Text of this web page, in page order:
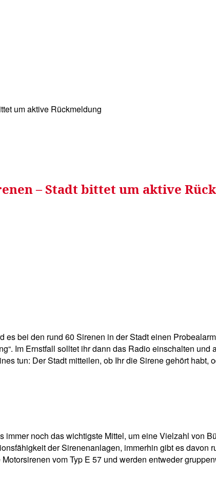
um aktive Rückmeldung
– Stadt bittet um aktive
es bei den rund 60 Sirenen in der Stadt einen
Im Ernstfall solltet ihr dann das Radio einschalten
tun: Der Stadt mitteilen, ob Ihr die Sirene gehört
noch das wichtigste Mittel, um eine Vielzahl von
der Sirenenanlagen, immerhin gibt es
vom Typ E 57 und werden entweder